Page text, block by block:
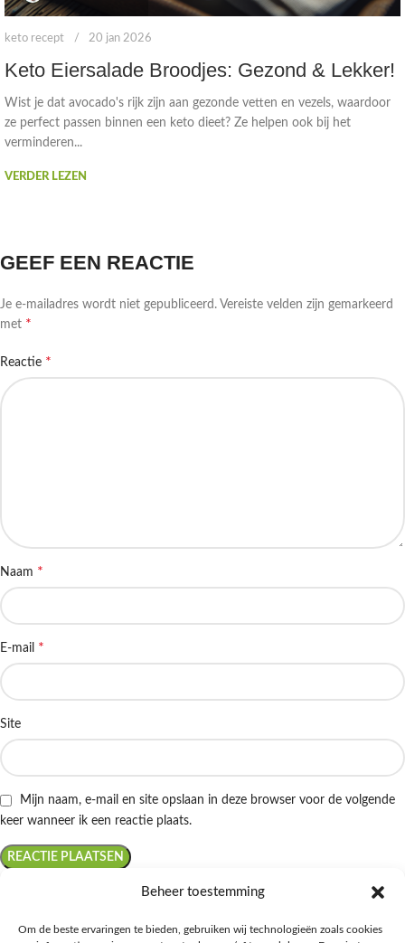
Beheer toestemming
Om de beste ervaringen te bieden, gebruiken wij technologieën zoals cookies
keto recept 20 jan 2026
Keto Eiersalade Broodjes: Gezond & Lekker!
Wist je dat avocado's rijk zijn aan gezonde vetten en vezels, waardoor
ze perfect passen binnen een keto dieet? Ze helpen ook bij het
verminderen...
VERDER LEZEN
GEEF EEN REACTIE
Je e-mailadres wordt niet gepubliceerd. Vereiste velden zijn gemarkeerd
met *
Reactie *
Naam *
E-mail *
Site
Mijn naam, e-mail en site opslaan in deze browser voor de volgende
keer wanneer ik een reactie plaats.